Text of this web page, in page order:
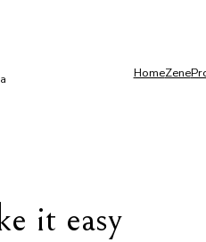
HomeZene
it easy